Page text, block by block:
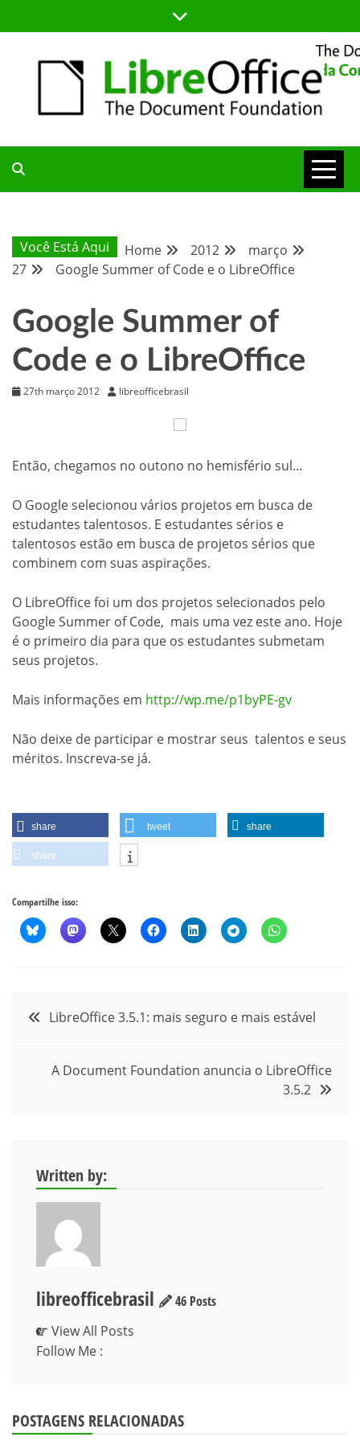
to
BLOG DA
COMUNIDADE
BRASILEIRA
Você Está Aqui Home 2012
março
27
Google Summer of Code e o LibreOffice
Google Summer of
Code e o LibreOffice
27th março 2012 libreofficebrasil
Então, chegamos no outono no hemisfério sul…
O Google selecionou vários projetos em busca de
estudantes talentosos. E estudantes sérios e
talentosos estão em busca de projetos sérios que
combinem com suas aspirações.
O LibreOffice foi um dos projetos selecionados pelo
Google Summer of Code, mais uma vez este ano. Hoje
é o primeiro dia para que os estudantes submetam
seus projetos.
Mais informações em http://wp.me/p1byPE-gv
Não deixe de participar e mostrar seus talentos e seus
méritos. Inscreva-se já.
share tweet share
share
Compartilhe isso:
Navegação
Post
LibreOffice 3.5.1: mais seguro e mais estável
A Document Foundation anuncia o LibreOffice
3.5.2
Written by:
libreofficebrasil
46 Posts
View All Posts
Follow Me :
POSTAGENS RELACIONADAS